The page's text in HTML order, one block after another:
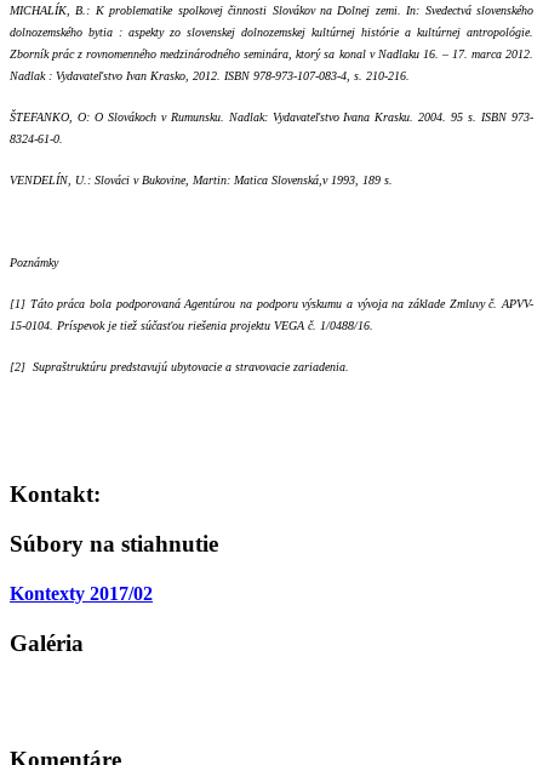
MICHALÍK, B.: K problematike spolkovej činnosti Slovákov na Dolnej zemi. In: Svedectvá slovenského
dolnozemského bytia : aspekty zo slovenskej dolnozemskej kultúrnej histórie a kultúrnej antropológie.
Zborník prác z rovnomenného medzinárodného seminára, ktorý sa konal v Nadlaku 16. – 17. marca 2012.
Nadlak : Vydavateľstvo Ivan Krasko, 2012. ISBN 978-973-107-083-4, s. 210-216.
ŠTEFANKO, O: O Slovákoch v Rumunsku. Nadlak: Vydavateľstvo Ivana Krasku. 2004. 95 s. ISBN 973-
8324-61-0
VENDELÍN, U.: Slováci v Bukovine, Martin: Matica Slovenská,v 1993, 189 s.
Poznámky
[1] Táto práca bola podporovaná Agentúrou na podporu výskumu a vývoja na základe Zmluvy č. APVV-
15-0104. Príspevok je tiež súčasťou riešenia projektu VEGA č. 1/0488/16.
[2] Supraštruktúru predstavujú ubytovacie a stravovacie zariadenia.
Kontakt:
Súbory na stiahnutie
Kontexty 2017/02
Galéria
Komentáre